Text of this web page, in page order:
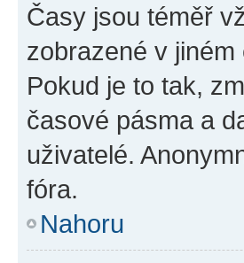
Časy jsou téměř
zobrazené v
Pokud je to tak,
časové pásma a
uživatelé.
fóra.
Nahoru